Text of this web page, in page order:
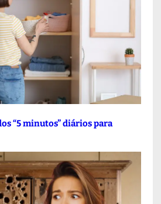
“5 minutos” diários para